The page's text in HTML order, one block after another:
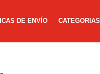
DE ENVÍO CATEGORIAS